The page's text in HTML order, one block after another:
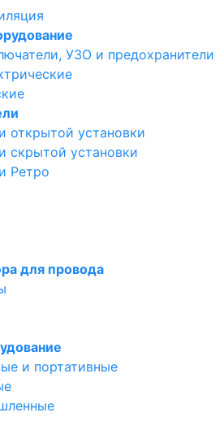
УЗО и предохранители
открытой установки
скрытой установки
Ретро
для провода
и портативные